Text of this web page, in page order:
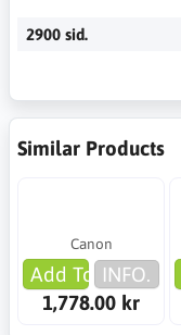
2900 sid.
Similar Products
Canon
Add To Cart
INFO.
1,778.00 kr